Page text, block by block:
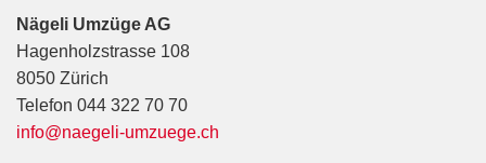
Nägeli Umzüge AG
Hagenholzstrasse 108
8050 Zürich
Telefon 044 322 70 70
info@naegeli-umzuege.ch